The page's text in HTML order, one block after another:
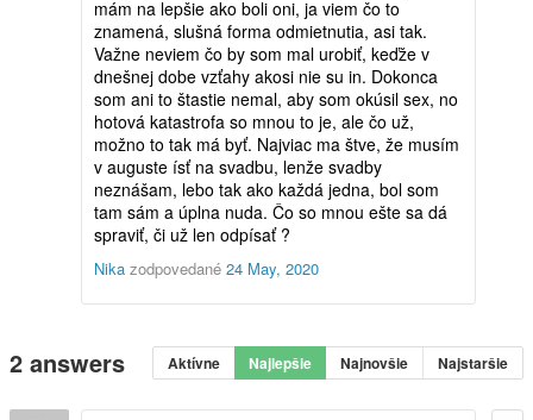
mám na lepšie ako boli oni, ja viem čo to
znamená, slušná forma odmietnutia, asi tak.
Važne neviem čo by som mal urobiť, keďže v
dnešnej dobe vzťahy akosi nie su in. Dokonca
som ani to štastie nemal, aby som okúsil sex, no
hotová katastrofa so mnou to je, ale čo už,
možno to tak má byť. Najviac ma štve, že musím
v auguste ísť na svadbu, lenže svadby
neznášam, lebo tak ako každá jedna, bol som
tam sám a úplna nuda. Čo so mnou ešte sa dá
spraviť, či už len odpísať ?
Nika zodpovedané 24 May, 2020
2 answers Aktívne Najlepšie Najnovšie Najstaršie